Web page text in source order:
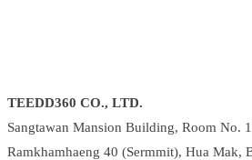
TEEDD360 CO., LTD.
Sangtawan Mansion Building, Room No.
Ramkhamhaeng 40 (Sermmit), Hua Mak,